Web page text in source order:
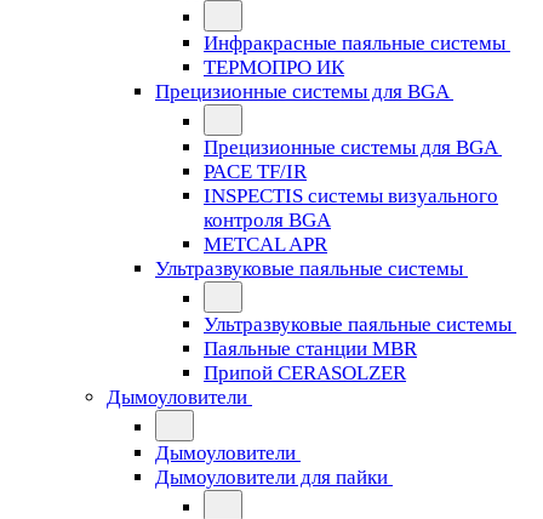
Инфракрасные паяльные системы
ТЕРМОПРО ИК
Прецизионные системы для BGA
Прецизионные системы для BGA
PACE TF/IR
INSPECTIS системы визуального
контроля BGA
METCAL APR
Ультразвуковые паяльные системы
Ультразвуковые паяльные системы
Паяльные станции MBR
Припой CERASOLZER
Дымоуловители
Дымоуловители
Дымоуловители для пайки